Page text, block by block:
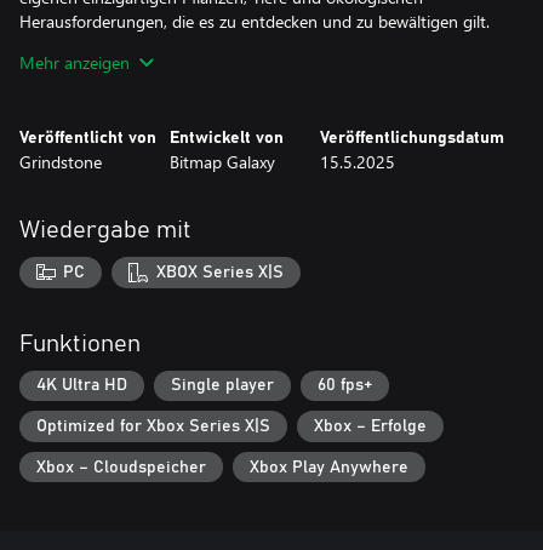
Herausforderungen, die es zu entdecken und zu bewältigen gilt.
Mehrere Spielmodi - Neben den regulären Harmonie- und
Ihre Kreationen am Ende festhalten und teilen.
Naturwunder wie verschneite Alpen, Lavendelfelder oder
Redwood-Wälder, die du dank eines einzigartigen Karten-
Upcycle-Systems erwerben kannst.
Mehr anzeigen
Veröffentlicht von
Grindstone
Entwickelt von
Bitmap Galaxy
Veröffentlichungsdatum
15.5.2025
Wiedergabe mit
PC XBOX Series X|S
Funktionen
4K Ultra HD Single player 60 fps+
Optimized for Xbox Series X|S Xbox – Erfolge
Xbox – Cloudspeicher Xbox Play Anywhere